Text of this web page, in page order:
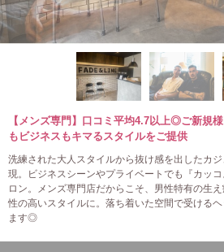
【メンズ専門】口コミ平均4.7以上◎ご新規
もビジネスもキマるスタイルをご提供
洗練された大人スタイルから抜け感を出したカ
現。ビジネスシーンやプライベートでも『カッ
ロン。メンズ専門店だからこそ、男性特有の生
性の高いスタイルに。落ち着いた空間で受ける
ます◎